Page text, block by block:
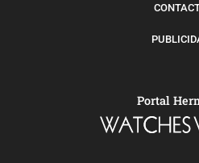
Portal